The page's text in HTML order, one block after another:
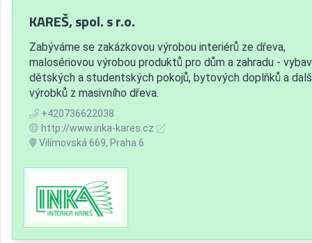
KAREŠ, spol. s r.o.
Zabýváme se zakázkovou výrobou interiérů ze dřeva,
malosériovou výrobou produktů pro dům a zahradu -
dětských a studentských pokojů, bytových doplňků a
výrobků z masivního dřeva.
+420736622038
http://www.inka-kares.cz
Vilímovská 669, Praha 6